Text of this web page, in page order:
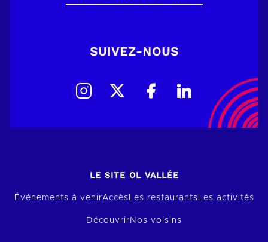
SUIVEZ-NOUS
LE SITE OL VALLÉE
Événements à venirAccèsLes restaurantsLes activités
Découvrir Nos voisins